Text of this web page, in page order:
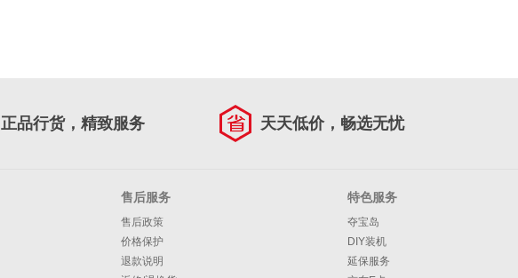
正品行货，精致服务 天天低价，畅选无忧
售后服务
售后政策
价格保护
退款说明
特色服务
夺宝岛
DIY装机
延保服务